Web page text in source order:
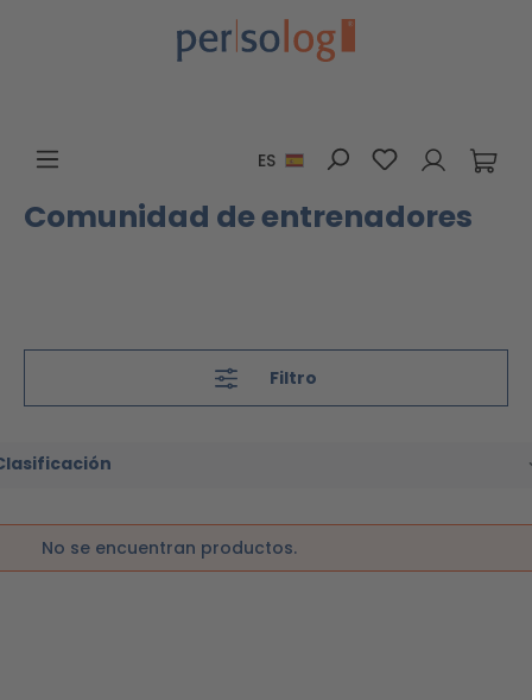
Saltar al contenido principal
ES Tienes 0
Comunidad de entrenadores
Filtro
No se encuentran productos.